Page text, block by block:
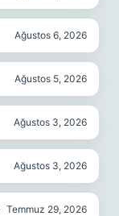
Ağustos 6, 2026
Ağustos 5, 2026
Ağustos 3, 2026
Ağustos 3, 2026
Temmuz 29, 2026